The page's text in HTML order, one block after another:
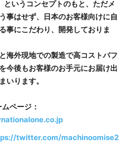
いうコンセプトのもと、ただメ
事はせず、日本のお客様向けに自
事にこだわり、開発しておりま
海外現地での製造で高コストパフ
今後もお客様のお手元にお届け出
いります。
ページ：
twitter.com/machinoomise2